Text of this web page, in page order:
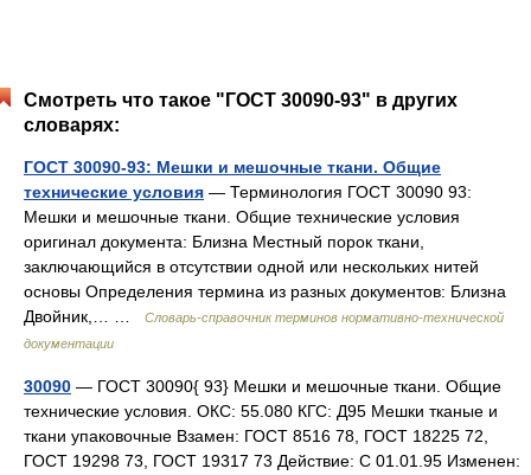
Смотреть что такое "ГОСТ 30090-93" в других
словарях:
ГОСТ 30090-93: Мешки и мешочные ткани. Общие
технические условия — Терминология ГОСТ 30090 93:
Мешки и мешочные ткани. Общие технические условия
оригинал документа: Близна Местный порок ткани,
заключающийся в отсутствии одной или нескольких нитей
основы Определения термина из разных документов: Близна
Двойник,… …
Словарь-справочник терминов нормативно-технической
документации
30090 — ГОСТ 30090{ 93} Мешки и мешочные ткани. Общие
технические условия. ОКС: 55.080 КГС: Д95 Мешки тканые и
ткани упаковочные Взамен: ГОСТ 8516 78, ГОСТ 18225 72,
ГОСТ 19298 73, ГОСТ 19317 73 Действие: С 01.01.95 Изменен: